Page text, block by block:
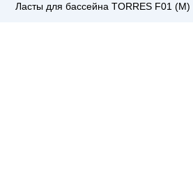
Ласты для бассейна TORRES F01 (M)